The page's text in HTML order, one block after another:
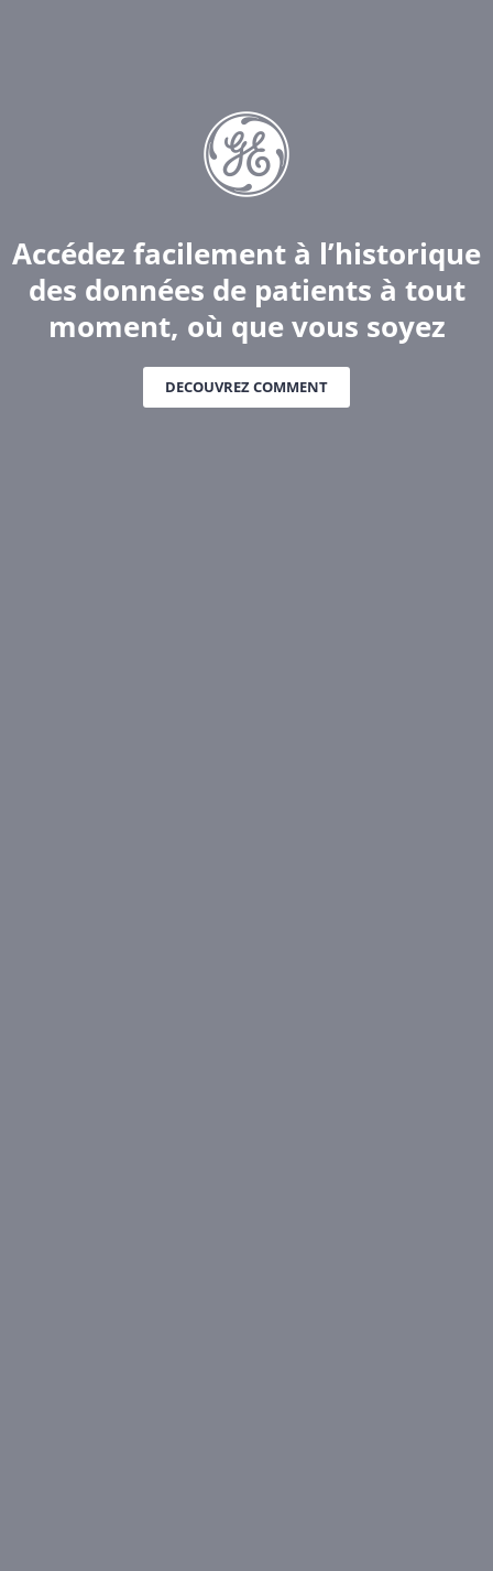
Accédez facilement à l’historique
des données de patients à tout
moment, où que vous soyez
DECOUVREZ COMMENT